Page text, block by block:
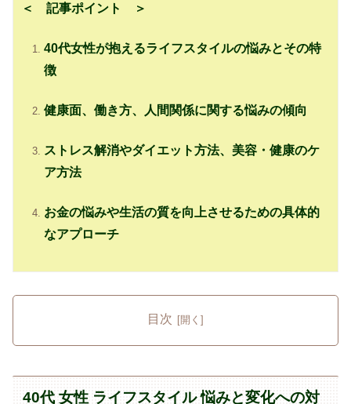
＜ 記事ポイント ＞
40代女性が抱えるライフスタイルの悩みとその特
徴
健康面、働き方、人間関係に関する悩みの傾向
ストレス解消やダイエット方法、美容・健康のケ
ア方法
お金の悩みや生活の質を向上させるための具体的
なアプローチ
目次
40代 女性 ライフスタイル 悩みと変化への対